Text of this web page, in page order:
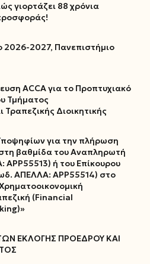
γιορτάζει 88 χρόνια
2026-2027, Πανεπιστήμιο
ACCA για το Προπτυχιακό
Τμήματος
Διοικητικής
για την πλήρωση
βαθμίδα του Αναπληρωτή
ή του Επίκουρου
ΑΠΕΛΛΑ: ΑΡΡ55514) στο
(Financial
ΕΚΛΟΓΗΣ ΠΡΟΕΔΡΟΥ ΚΑΙ